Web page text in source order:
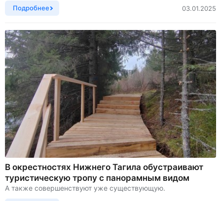
Подробнее 03.01.2025
В окрестностях Нижнего Тагила обустраивают
туристическую тропу с панорамным видом
А также совершенствуют уже существующую.